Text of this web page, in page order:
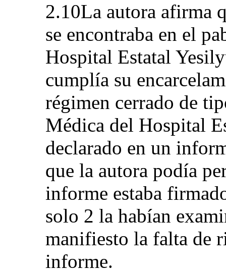
2.10La autora afirma
se encontraba en el
Hospital Estatal
cumplía su
régimen cerrado de
Médica del Hospital
declarado en un
que la autora podía
informe estaba
solo 2 la habían
manifiesto la falta de
informe.